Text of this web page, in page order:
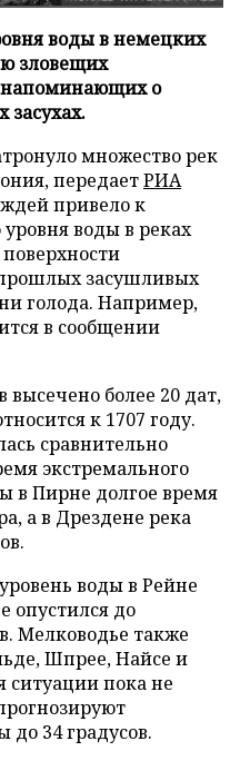
воды в немецких
зловещих
напоминающих о
множество рек
передаетРИА
привело к
воды в реках
засушливых
голода. Например,
в сообщении
более 20 дат,
к 1707 году.
сравнительно
экстремального
в Пирне долгое время
а в Дрездене река
воды в Рейне
опустился до
Мелководье также
Шпрее, Найсе и
ситуации пока не
до 34 градусов.